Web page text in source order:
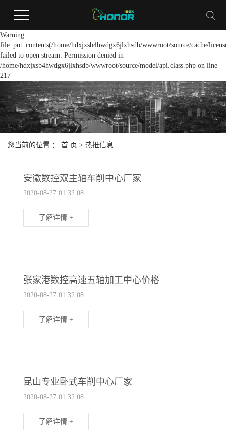
Warning:
file_put_contents(/home/hdxjxsb4hwdgx6jlxhsdb/wwwroot/source/cache/
failed to open stream: Permission denied in
/home/hdxjxsb4hwdgx6jlxhsdb/wwwroot/source/model/api.class.php on line
217
您当前的位置 ： 首 页 > 热推信息
安徽数控双主轴车削中心厂家
2020-08-27 01:32:08
了解详情 +
张家港数控高速五轴加工中心价格
2020-08-27 01:32:08
了解详情 +
昆山专业卧式车削中心厂家
2020-08-27 01:32:08
了解详情 +